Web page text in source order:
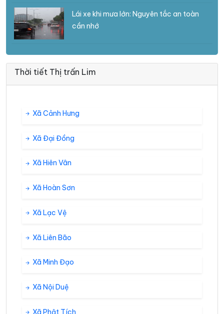
Lái xe khi mưa lớn: Nguyên tắc an toàn
cần nhớ
Thời tiết Thị trấn Lim
Xã Cảnh Hưng
Xã Đại Đồng
Xã Hiên Vân
Xã Hoàn Sơn
Xã Lạc Vệ
Xã Liên Bão
Xã Minh Đạo
Xã Nội Duệ
Xã Phật Tích